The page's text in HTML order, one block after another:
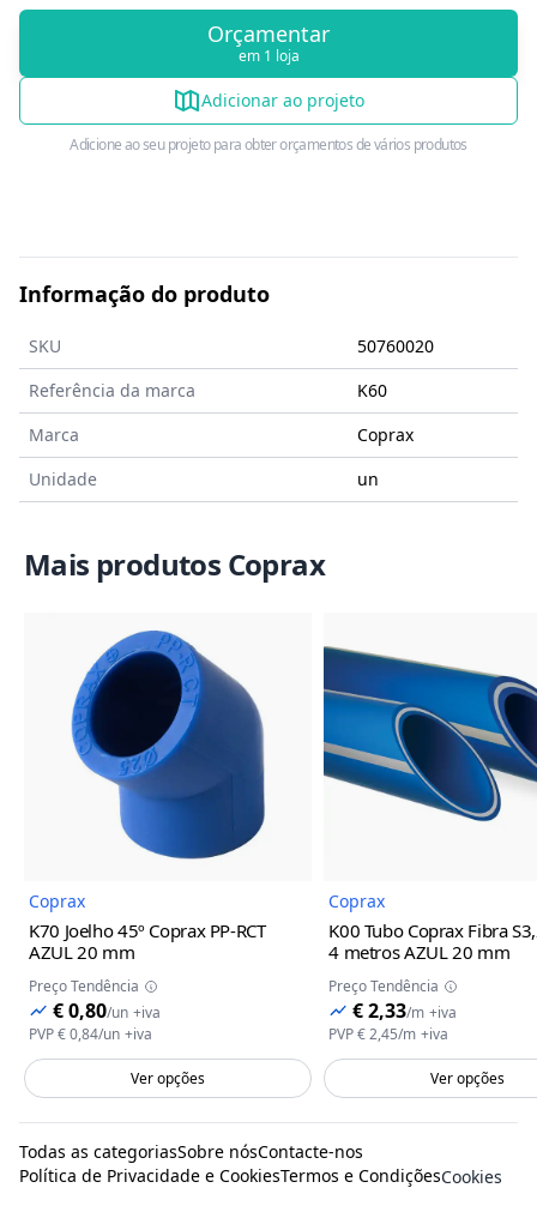
Orçamentar
em 1 loja
Adicionar ao projeto
Adicione ao seu projeto para obter orçamentos de vários produtos
Informação do produto
SKU
50760020
Referência da marca
K60
Marca
Coprax
Unidade
un
Mais produtos Coprax
Imagem do Produto
Coprax
K70 Joelho 45º Coprax PP-RCT
AZUL20 mm
Preço Tendência
€ 0,80/un +iva
PVP€ 0,84/un +iva
Ver opções
Coprax
K00 Tubo Coprax Fibra
4 metros AZUL20 mm
Preço Tendência
€ 2,33/m +iva
PVP€ 2,45/m +iva
Ver opções
Todas as categoriasSobre nósContacte-nos
Política de Privacidade e CookiesTermos e CondiçõesCookies